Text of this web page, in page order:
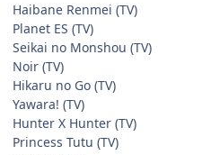
Haibane Renmei (TV)
Planet ES (TV)
Seikai no Monshou (TV)
Noir (TV)
Hikaru no Go (TV)
Yawara! (TV)
Hunter X Hunter (TV)
Princess Tutu (TV)